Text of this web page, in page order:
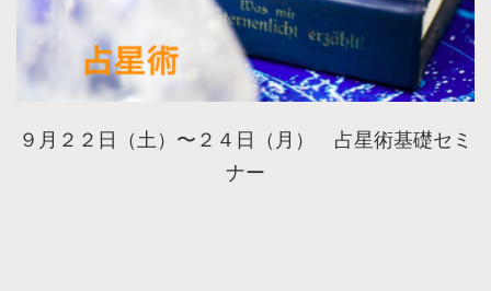
９月２２日（土）〜２４日（月） 占星術基礎セミ
ナー